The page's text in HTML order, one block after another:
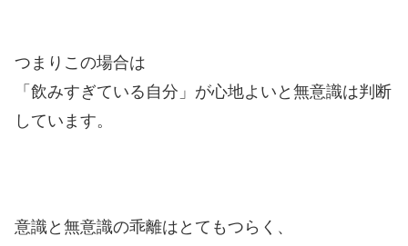
つまりこの場合は
「飲みすぎている自分」が心地よいと無意識は判断
しています。
意識と無意識の乖離はとてもつらく、